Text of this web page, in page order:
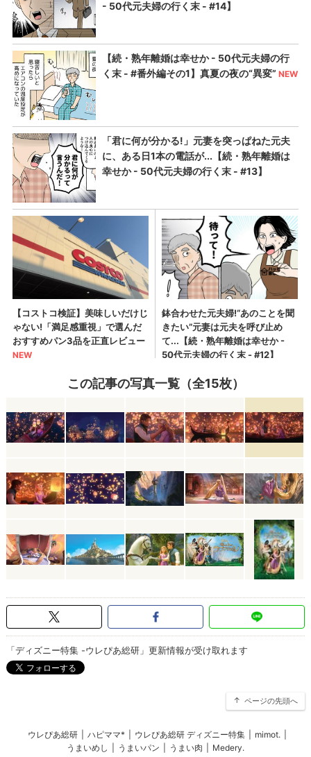
この記事の写真一覧（全15枚）
「ディズニー特集 -ウレぴあ総研」更新情報が受け取れます
ページの先頭へ
ウレぴあ総研 ハピママ* ウレぴあ総研 ディズニー特集 mimot.
うまいめし
うまいパン うまい肉 Medery.